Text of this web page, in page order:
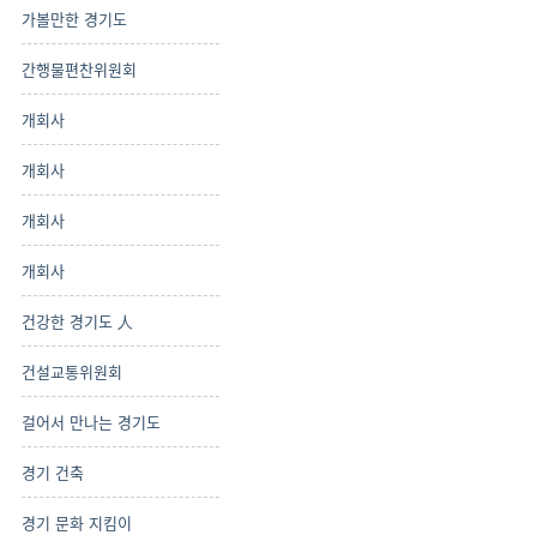
가볼만한 경기도
간행물편찬위원회
개회사
개회사
개회사
개회사
건강한 경기도 人
건설교통위원회
걸어서 만나는 경기도
경기 건축
경기 문화 지킴이